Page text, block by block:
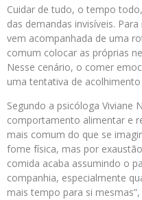
Cuidar de tudo, o tempo
das demandas invisíveis.
vem acompanhada de uma
comum colocar as próprias
Nesse cenário, o comer
uma tentativa de acolhimento
Segundo a psicóloga Viviane
comportamento alimentar e
mais comum do que se
fome física, mas por
comida acaba assumindo o
companhia, especialmente
mais tempo para si